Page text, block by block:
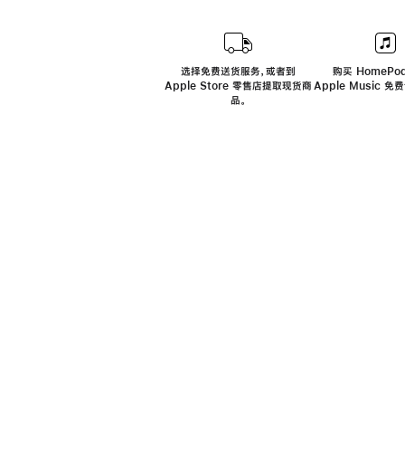
选择免费送货服务，或者到
Apple Store 零售店提取现货商
品。
购买
Apple Music 免费